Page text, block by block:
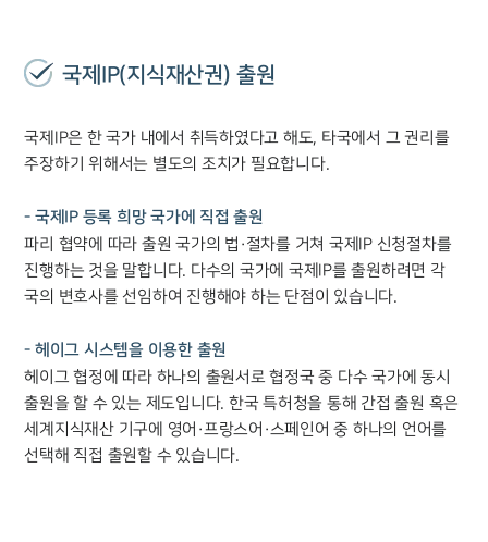
국제IP(지식재산권) 출원
국제IP은 한 국가 내에서 취득하였다고 해도, 타국에서 그 권리를
주장하기 위해서는 별도의 조치가 필요합니다.
- 국제IP 등록 희망 국가에 직접 출원
파리 협약에 따라 출원 국가의 법·절차를 거쳐 국제IP 신청절차를
진행하는 것을 말합니다. 다수의 국가에 국제IP를 출원하려면 각
국의 변호사를 선임하여 진행해야 하는 단점이 있습니다.
- 헤이그 시스템을 이용한 출원
헤이그 협정에 따라 하나의 출원서로 협정국 중 다수 국가에 동시
출원을 할 수 있는 제도입니다. 한국 특허청을 통해 간접 출원 혹은
세계지식재산 기구에 영어·프랑스어·스페인어 중 하나의 언어를
선택해 직접 출원할 수 있습니다.